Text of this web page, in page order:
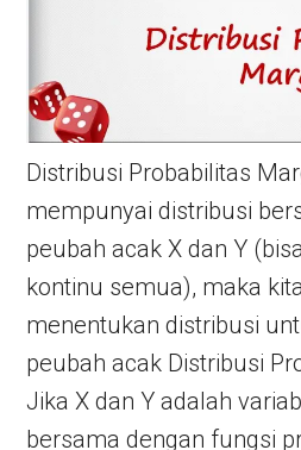
Distribusi Probabilitas
mempunyai distribusi
peubah acak X dan Y
kontinu semua), maka
menentukan distribusi
peubah acak Distribusi
Jika X dan Y adalah
bersama dengan fungsi